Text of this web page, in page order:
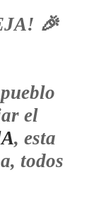
🎉
el
, esta
todos